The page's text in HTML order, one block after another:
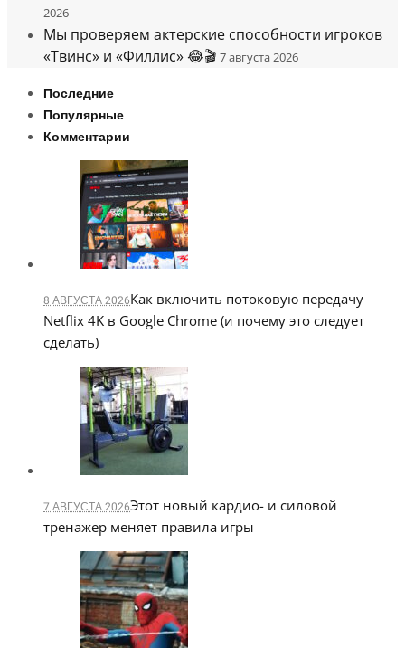
2026
Мы проверяем актерские способности игроков
«Твинс» и «Филлис» 😂🎬 7 августа 2026
Последние
Популярные
Комментарии
8 АВГУСТА 2026Как включить потоковую передачу
Netflix 4K в Google Chrome (и почему это следует
сделать)
7 АВГУСТА 2026Этот новый кардио- и силовой
тренажер меняет правила игры